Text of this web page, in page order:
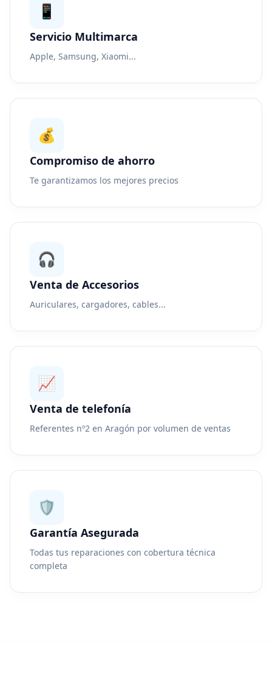
📱
Servicio Multimarca
Apple, Samsung, Xiaomi...
💰
Compromiso de ahorro
Te garantizamos los mejores precios
🎧
Venta de Accesorios
Auriculares, cargadores, cables...
📈
Venta de telefonía
Referentes nº2 en Aragón por volumen de ventas
🛡️
Garantía Asegurada
Todas tus reparaciones con cobertura técnica
completa